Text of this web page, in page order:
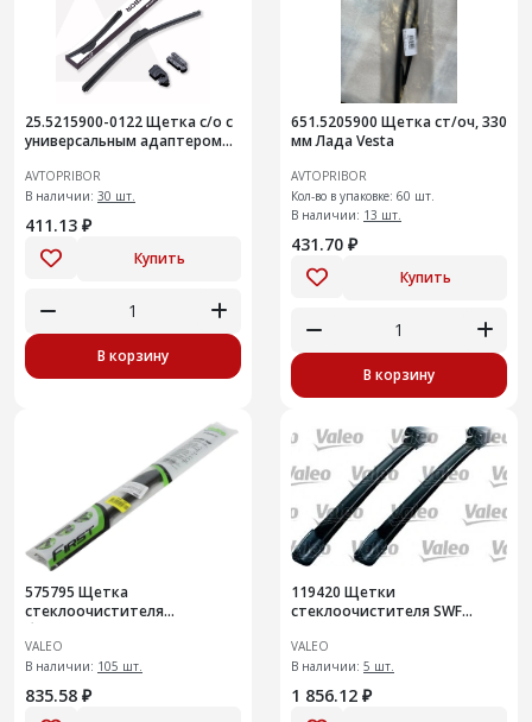
25.5215900-0122 Щетка с/о с
универсальным адаптером
AVTOPRIBOR
В наличии: 30 шт.
411.13 ₽
Купить
В корзину
651.5205900 Щетка ст/оч, 330
мм Лада Vesta
AVTOPRIBOR
Кол-во в упаковке: 60 шт.
В наличии: 13 шт.
431.70 ₽
Купить
В корзину
575795 Щетка
стеклоочистителя
бескаркасная Valeo First 500
мм (575795)
VALEO
В наличии: 105 шт.
835.58 ₽
119420 Щетки
стеклоочистителя SWF
VALEO
В наличии: 5 шт.
1 856.12 ₽